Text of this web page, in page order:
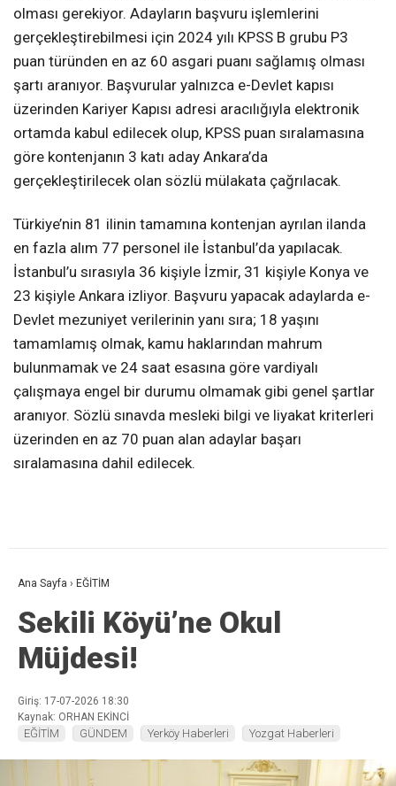
olması gerekiyor. Adayların başvuru işlemlerini
gerçekleştirebilmesi için 2024 yılı KPSS B grubu P3
puan türünden en az 60 asgari puanı sağlamış olması
şartı aranıyor. Başvurular yalnızca e-Devlet kapısı
üzerinden Kariyer Kapısı adresi aracılığıyla elektronik
ortamda kabul edilecek olup, KPSS puan sıralamasına
göre kontenjanın 3 katı aday Ankara’da
gerçekleştirilecek olan sözlü mülakata çağrılacak.
Türkiye’nin 81 ilinin tamamına kontenjan ayrılan ilanda
en fazla alım 77 personel ile İstanbul’da yapılacak.
İstanbul’u sırasıyla 36 kişiyle İzmir, 31 kişiyle Konya ve
23 kişiyle Ankara izliyor. Başvuru yapacak adaylarda e-
Devlet mezuniyet verilerinin yanı sıra; 18 yaşını
tamamlamış olmak, kamu haklarından mahrum
bulunmamak ve 24 saat esasına göre vardiyalı
çalışmaya engel bir durumu olmamak gibi genel şartlar
aranıyor. Sözlü sınavda mesleki bilgi ve liyakat kriterleri
üzerinden en az 70 puan alan adaylar başarı
sıralamasına dahil edilecek.
Ana Sayfa › EĞİTİM
Sekili Köyü’ne Okul
Müjdesi!
Giriş: 17-07-2026 18:30
Kaynak: ORHAN EKİNCİ
EĞİTİM GÜNDEM Yerköy Haberleri Yozgat Haberleri